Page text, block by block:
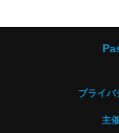
プライバ
主